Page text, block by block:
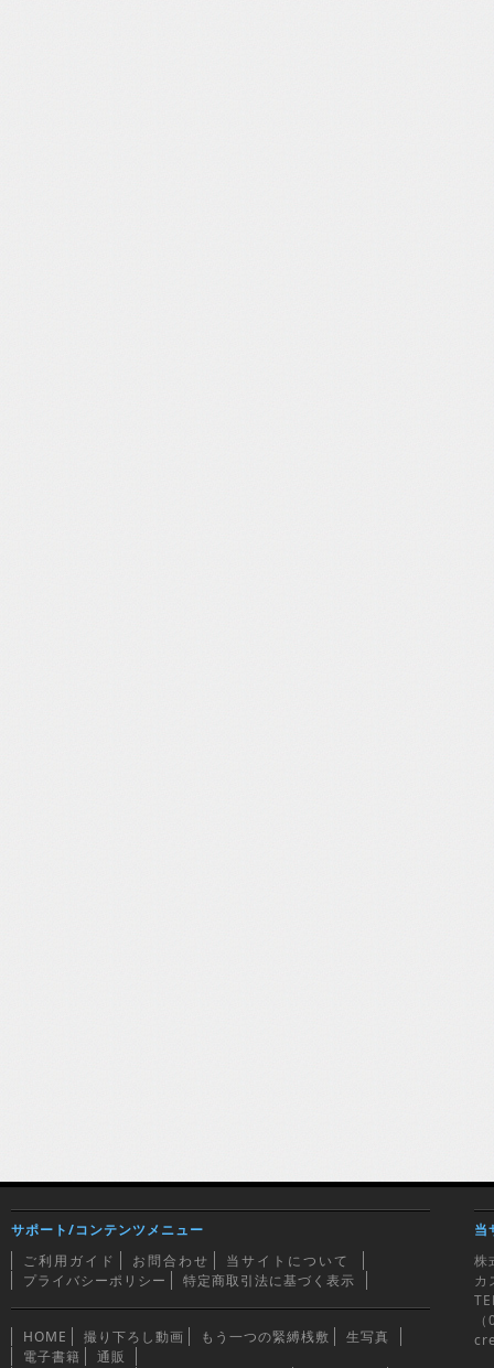
サポート/コンテンツメニュー
ご利用ガイド
お問合わせ
当サイトについて
プライバシーポリシー
特定商取引法に基づく表示
HOME 撮り下ろし動画 もう一つの緊縛桟敷
生写真
電子書籍
通販
当
株
カ